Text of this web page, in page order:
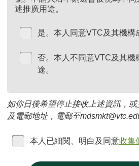
述推廣用途。
是。本人同意VTC及其機
否。本人不同意VTC及其機
途。
如你日後希望停止接收上述資訊，
及電郵地址，電郵至
本人已細閱、明白及同意收集